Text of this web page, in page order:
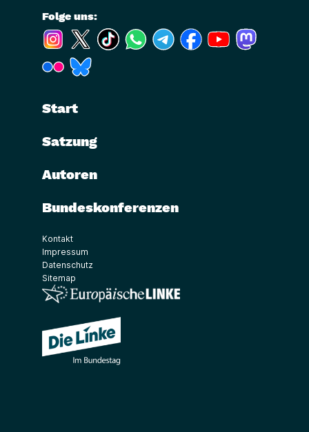
Folge uns:
(Link öffnet ein neues Fenster)
(Link öffnet ein neues Fenster)
(Link öffnet ein neues Fenster)
(Link öffnet ein neues Fenster)
(Link öffnet ein neues Fenster)
(Link öffnet ein neues
(Link öffnet ein
(Link öffnet ein neues Fenster)
Start
Satzung
Autoren
Bundeskonferenzen
Kontakt
Impressum
Datenschutz
Sitemap
(Link öffnet ein neues Fenster)